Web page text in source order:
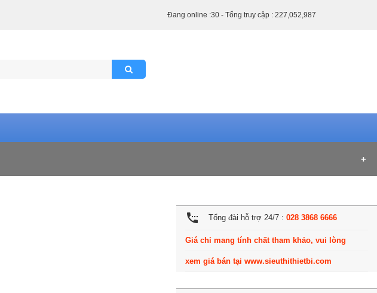
settings_phone Tổng đài hỗ trợ 24/7 :028 3868 6666
Giá chỉ mang tính chất tham khảo, vui lòng
xem giá bán tại www.sieuthithietbi.com
Đang online :30 - Tổng truy cập : 227,052,987